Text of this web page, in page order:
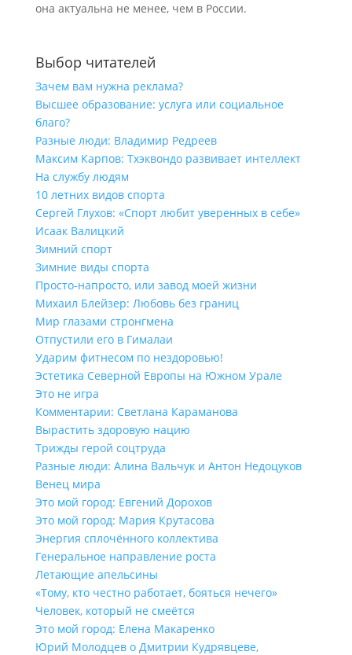
она актуальна не менее, чем в России.
Выбор читателей
Зачем вам нужна реклама?
Высшее образование: услуга или социальное
благо?
Разные люди: Владимир Редреев
Максим Карпов: Тхэквондо развивает интеллект
На службу людям
10 летних видов спорта
Сергей Глухов: «Спорт любит уверенных в себе»
Исаак Валицкий
Зимний спорт
Зимние виды спорта
Просто-напросто, или завод моей жизни
Михаил Блейзер: Любовь без границ
Мир глазами стронгмена
Отпустили его в Гималаи
Ударим фитнесом по нездоровью!
Эстетика Северной Европы на Южном Урале
Это не игра
Комментарии: Светлана Караманова
Вырастить здоровую нацию
Трижды герой соцтруда
Разные люди: Алина Вальчук и Антон Недоцуков
Венец мира
Это мой город: Евгений Дорохов
Это мой город: Мария Крутасова
Энергия сплочённого коллектива
Генеральное направление роста
Летающие апельсины
«Тому, кто честно работает, бояться нечего»
Человек, который не смеётся
Это мой город: Елена Макаренко
Юрий Молодцев о Дмитрии Кудрявцеве,